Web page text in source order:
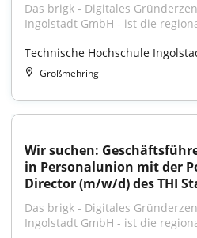
Das brigk - Digitales
Ingolstadt GmbH - ist die
Technische Hochschule
Großmehring
Wir suchen:
in Personalunion mit der
Director (m/w/d) des THI
Das brigk - Digitales
Ingolstadt GmbH - ist die